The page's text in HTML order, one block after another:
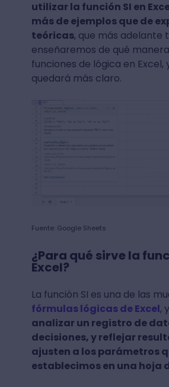
utilizar la función SI en
más de ejemplos que de
teóricas, que más adelante
enseñaremos de qué
funciones de lógica en Excel,
quedará más claro.
Fuente: Google Sheets
¿Para qué sirve la
Excel?
La función SI es una de las
fórmulas lógicas de Excel, y
analizar un registro de
decisiones, y reflejar
ajusten a los parámetros
establecimos en una hoja